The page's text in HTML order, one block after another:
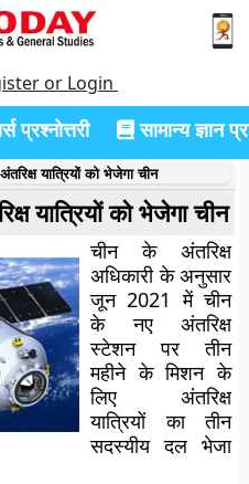
or Login
सामान्य ज्ञान
यात्रियों को भेजेगा चीन
यात्रियों को भेजेगा चीन
चीन के अंतरिक्ष
अधिकारी के अनुसार
जून 2021 में चीन
के नए अंतरिक्ष
स्टेशन पर तीन
महीने के मिशन के
लिए अंतरिक्ष
यात्रियों का तीन
सदस्यीय दल भेजा